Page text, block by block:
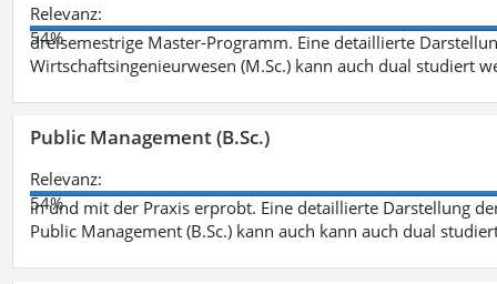
Relevanz:
54%
dreisemestrige Master-Programm. Eine detaillierte
Wirtschaftsingenieurwesen (M.Sc.) kann auch dual studiert
Public Management (B.Sc.)
Relevanz:
54%
in und mit der Praxis erprobt. Eine detaillierte Darstellung
Public Management (B.Sc.) kann auch kann auch dual